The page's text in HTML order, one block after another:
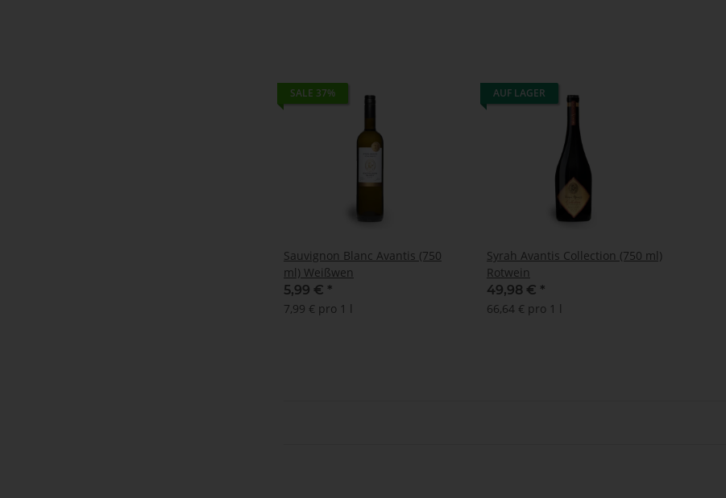
SALE 37%
Sauvignon Blanc Avantis (750
ml) Weißwen
5,99 € *
7,99 € pro 1 l
AUF LAGER
Syrah Avantis Collection (750 ml)
Rotwein
49,98 € *
66,64 € pro 1 l